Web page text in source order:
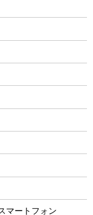
マートフォン